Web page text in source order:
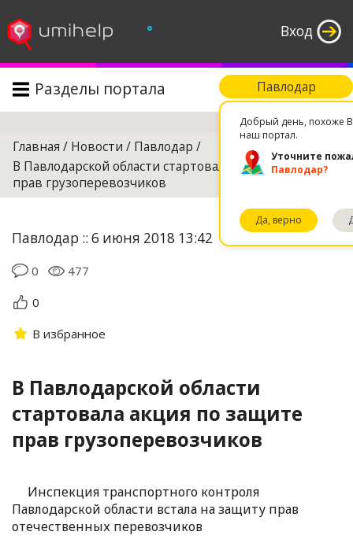
Вход
°
Павлодар
Добрый день, похоже
наш портал.
Уточните
Павлодар?
Да, верно
Разделы портала Поиск
Главная / Новости / Павлодар /
В Павлодарской области стартовала акция по защите
прав грузоперевозчиков
Павлодар :: 6 июня 2018 13:42
0
477
0
В избранное
В Павлодарской области
стартовала акция по защите
прав грузоперевозчиков
Инспекция транспортного контроля
Павлодарской области встала на защиту прав
отечественных перевозчиков